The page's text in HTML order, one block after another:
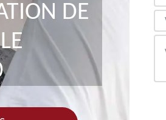
DE